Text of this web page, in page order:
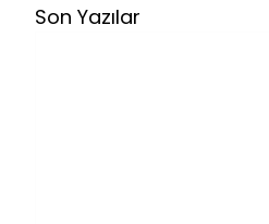
Son Yazılar